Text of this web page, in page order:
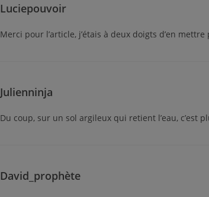
Luciepouvoir
Merci pour l’article, j’étais à deux doigts d’en
Julienninja
Du coup, sur un sol argileux qui retient l’eau, c’est
David_prophète